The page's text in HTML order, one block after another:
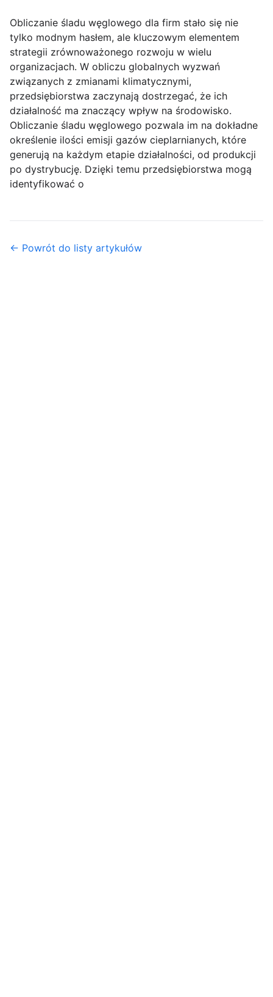
Obliczanie śladu węglowego dla firm stało się nie
tylko modnym hasłem, ale kluczowym elementem
strategii zrównoważonego rozwoju w wielu
organizacjach. W obliczu globalnych wyzwań
związanych z zmianami klimatycznymi,
przedsiębiorstwa zaczynają dostrzegać, że ich
działalność ma znaczący wpływ na środowisko.
Obliczanie śladu węglowego pozwala im na dokładne
określenie ilości emisji gazów cieplarnianych, które
generują na każdym etapie działalności, od produkcji
po dystrybucję. Dzięki temu przedsiębiorstwa mogą
identyfikować o
← Powrót do listy artykułów